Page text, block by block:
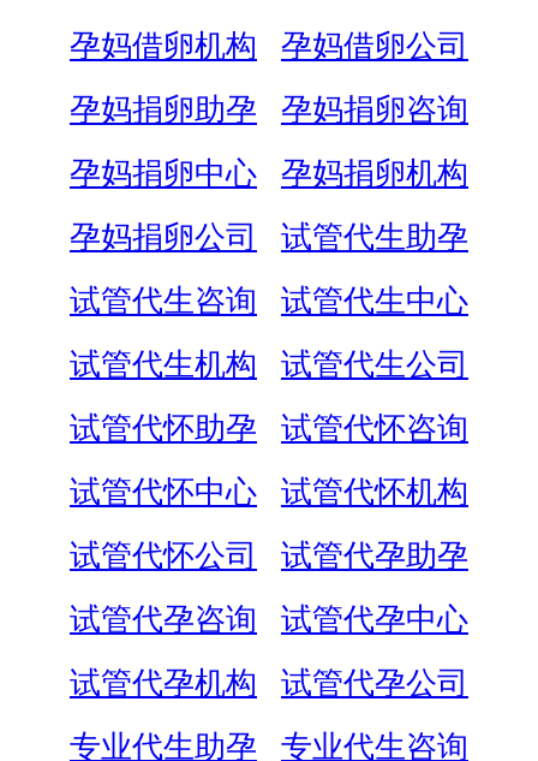
孕妈借卵机构
孕妈借卵公司
孕妈捐卵助孕
孕妈捐卵咨询
孕妈捐卵中心
孕妈捐卵机构
孕妈捐卵公司
试管代生助孕
试管代生咨询
试管代生中心
试管代生机构
试管代生公司
试管代怀助孕
试管代怀咨询
试管代怀中心
试管代怀机构
试管代怀公司
试管代孕助孕
试管代孕咨询
试管代孕中心
试管代孕机构
试管代孕公司
专业代生助孕
专业代生咨询